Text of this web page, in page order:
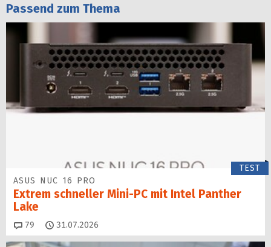
Passend zum Thema
TEST
ASUS NUC 16 PRO
Extrem schneller Mini-PC mit Intel Panther
Lake
79 Kommentare
31.07.2026